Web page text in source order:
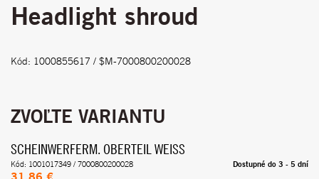
Headlight shroud
Kód: 1000855617 / $M-7000800200028
ZVOĽTE VARIANTU
SCHEINWERFERM. OBERTEIL WEISS
Kód: 1001017349 / 7000800200028 Dostupné do 3 - 5 dní